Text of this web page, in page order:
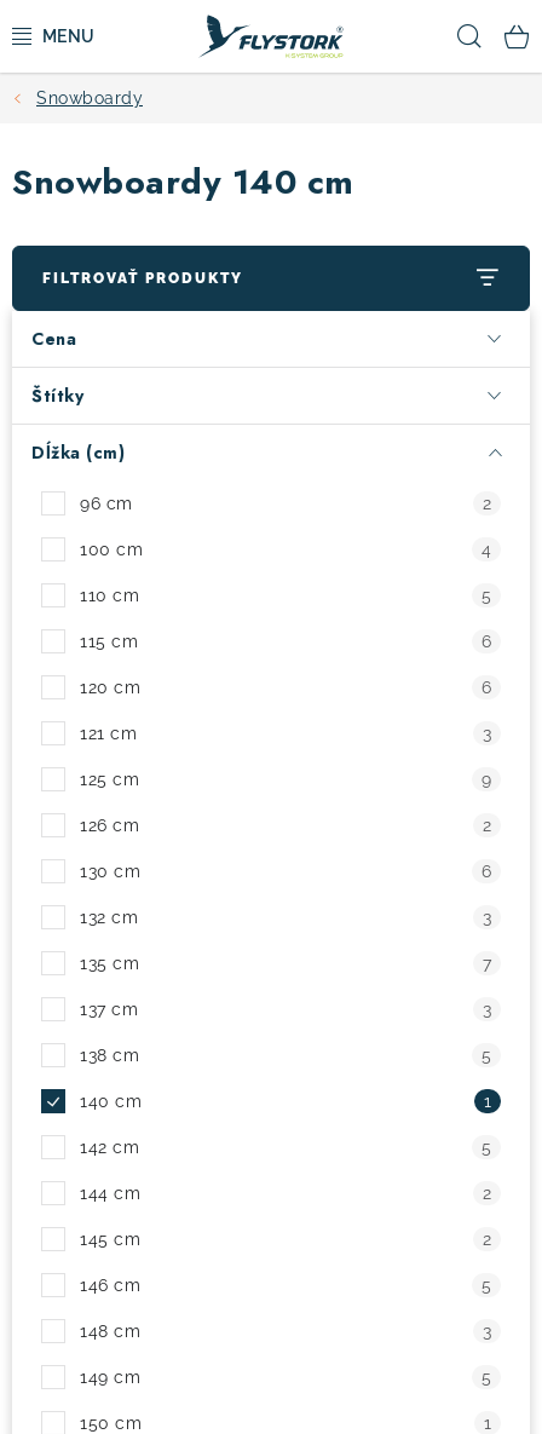
na
CYKLISTIKA
ZIMNÉ ŠPORTY
KOLOBEŽKY
OBLEČENIE A TOPÁNKY
CAMPING
VÝPREDAJ
! Akcie ! Obchodné podmienky
Moja objednávka
Snowboardy
Snowboardy 140 cm
FILTROVAŤ PRODUKTY
Cena
Štítky
Dĺžka (cm)
96 cm 2
100 cm 4
110 cm 5
115 cm 6
120 cm 6
121 cm 3
125 cm 9
126 cm 2
130 cm 6
132 cm 3
135 cm 7
137 cm 3
138 cm 5
140 cm 1
142 cm 5
144 cm 2
145 cm 2
146 cm 5
148 cm 3
149 cm 5
150 cm 1